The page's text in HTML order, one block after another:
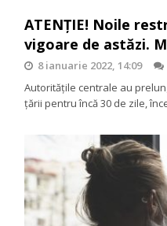
ATENȚIE! Noile
vigoare de astăzi.
8 ianuarie 2022, 14:09
Autoritățile centrale au
țării pentru încă 30 de zile,